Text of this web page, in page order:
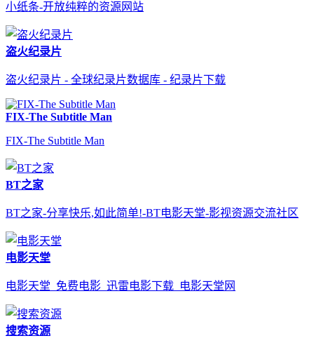
小纸条-开放纯粹的资源网站
盗火纪录片
盗火纪录片 - 全球纪录片数据库 - 纪录片下载
FIX-The Subtitle Man
FIX-The Subtitle Man
BT之家
BT之家-分享快乐,如此简单!-BT电影天堂-影视资源交流社区
电影天堂
电影天堂_免费电影_迅雷电影下载_电影天堂网
搜索资源